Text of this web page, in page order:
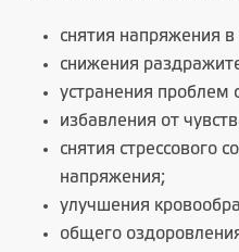
снятия напряжения
снижения
устранения проблем
избавления от
снятия стрессового
напряжения;
улучшения
общего